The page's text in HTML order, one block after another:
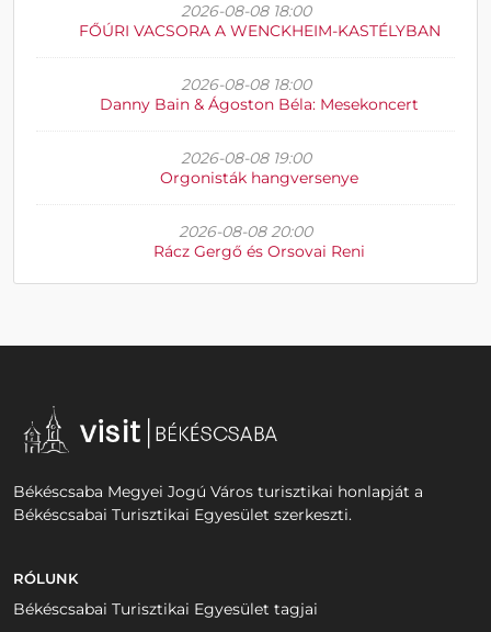
2026-08-08 18:00
FŐÚRI VACSORA A WENCKHEIM-KASTÉLYBAN
2026-08-08 18:00
Danny Bain & Ágoston Béla: Mesekoncert
2026-08-08 19:00
Orgonisták hangversenye
2026-08-08 20:00
Rácz Gergő és Orsovai Reni
Békéscsaba Megyei Jogú Város turisztikai honlapját a
Békéscsabai Turisztikai Egyesület szerkeszti.
RÓLUNK
Békéscsabai Turisztikai Egyesület tagjai